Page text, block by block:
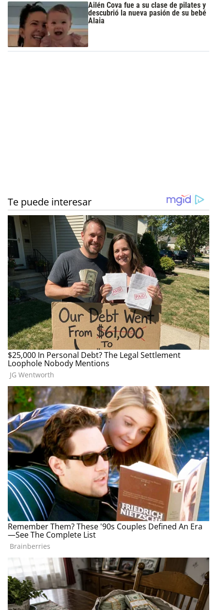
Ailén Cova fue a su clase de pilates y
descubrió la nueva pasión de su bebé
Alaia